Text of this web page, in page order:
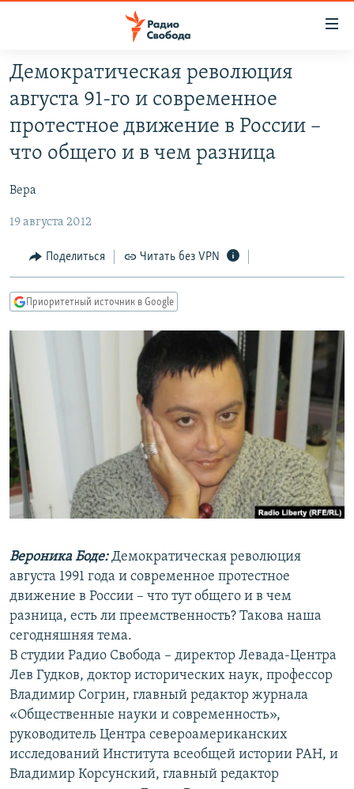
упрощенного
доступа
основному
Вернутся
навигации
Вернутся
поиску
ПРОГРАММЫ
ПОДКАСТЫ
АВТОРСКИЕ ПРОЕКТЫ
МНЕНИЯ
КУЛЬТУРА
IDEL.РЕАЛИИ
СЕВЕР.РЕАЛИИ
РАСПИСАНИЕ ВЕЩАНИЯ
ПОДПИШИТЕСЬ НА РАССЫЛКУ
СОЦИАЛЬНЫЕ СЕТИ
Все сайты РСЕ/РС
Демократическая революция
августа 91-го и современное
протестное движение в России –
что общего и в чем разница
Вера
19 августа 2012
Поделиться Читать без VPN
Приоритетный источник в Google
Вероника Боде:Демократическая революция
августа 1991 года и современное протестное
движение в России – что тут общего и в чем
разница, есть ли преемственность? Такова наша
сегодняшняя тема.
В студии Радио Свобода – директор Левада-Центра
Лев Гудков, доктор исторических наук, профессор
Владимир Согрин, главный редактор журнала
«Общественные науки и современность»,
руководитель Центра североамериканских
исследований Института всеобщей истории РАН, и
Владимир Корсунский, главный редактор